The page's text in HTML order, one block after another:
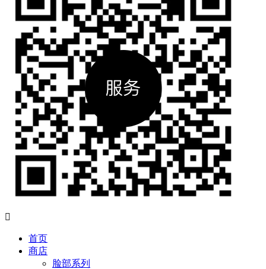

首页
商店
脸部系列